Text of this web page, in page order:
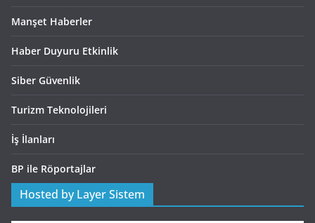
Manşet Haberler
Haber Duyuru Etkinlik
Siber Güvenlik
Turizm Teknolojileri
İş İlanları
BP ile Röportajlar
Hosted by Layer Sistem